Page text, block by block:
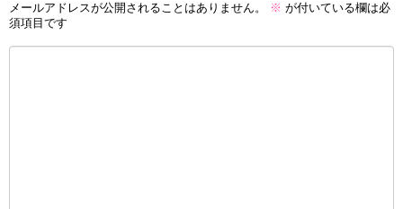
メールアドレスが公開されることはありません。 ※ が付いている欄は必
須項目です